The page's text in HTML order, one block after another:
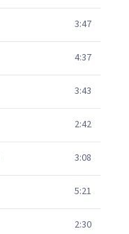
3:47
4:37
3:43
2:42
3:08
5:21
2:30